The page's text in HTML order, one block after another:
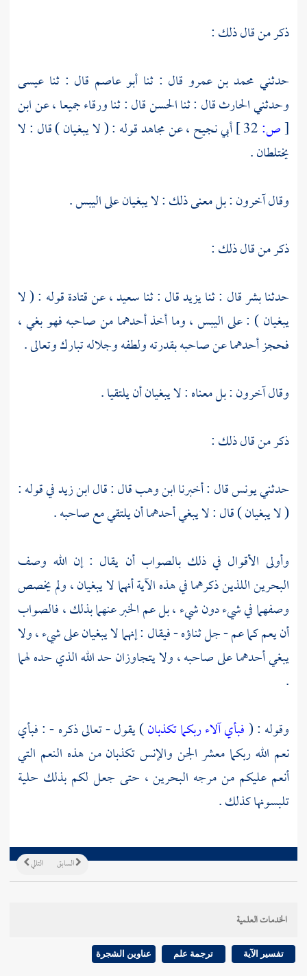
ذكر من قال ذلك :
حدثني محمد بن عمرو قال : ثنا أبو عاصم قال : ثنا عيسى
وحدثنيالحارثقال : ثناالحسنقال : ثناورقاءجميعا ، عنابن
[ص: أبي نجيح، عنمجاهدقوله : ( لا يبغيان ) قال : لا
يختلطان .
وقال آخرون : بل معنى ذلك : لا يبغيان على اليبس .
ذكر من قال ذلك :
حدثنابشرقال : ثنايزيدقال : ثناسعيد، عنقتادةقوله : ( لا
يبغيان ) : على اليبس ، وما أخذ أحدهما من صاحبه فهو بغي ،
فحجز أحدهما عن صاحبه بقدرته ولطفه وجلاله تبارك وتعالى .
وقال آخرون : بل معناه : لا يبغيان أن يلتقيا .
ذكر من قال ذلك :
حدثنييونسقال : أخبرناابن وهبقال : قالابن زيدفي قوله :
( لا يبغيان ) قال : لا يبغي أحدهما أن يلتقي مع صاحبه .
وأولى الأقوال في ذلك بالصواب أن يقال : إن الله وصف
البحرين اللذين ذكرهما في هذه الآية أنهما لا يبغيان ، ولم يخصص
وصفهما في شيء دون شيء ، بل عم الخبر عنهما بذلك ، فالصواب
أن يعم كما عم - جل ثناؤه - فيقال : إنهما لا يبغيان على شيء ، ولا
يبغي أحدهما على صاحبه ، ولا يتجاوزان حد الله الذي حده لهما
.
وقوله : (فبأي آلاء ربكما تكذبان) يقول - تعالى ذكره - : فبأي
نعم الله ربكما معشر الجن والإنس تكذبان من هذه النعم التي
أنعم عليكم من مرجه البحرين ، حتى جعل لكم بذلك حلية
تلبسونها كذلك .
التالي السابق
الخدمات العلمية
تفسير الآية ترجمة علم عناوين الشجرة